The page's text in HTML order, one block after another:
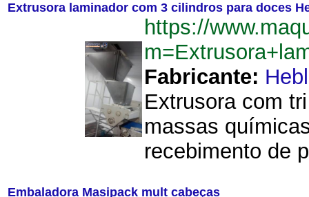
Extrusora laminador com 3 cilindros para doces
https://
Fabricante:
Extrusora com
massas
recebimento de
Embaladora Masipack mult cabeças